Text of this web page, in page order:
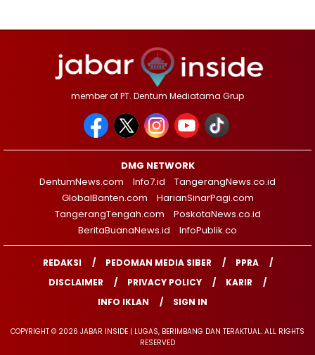
member of PT. Dentum Mediatama Grup
DMG NETWORK
DentumNews.com
Info7.id
TangerangNews.co.id
GlobalBanten.com
HarianSinarPagi.com
TangerangTengah.com
PoskotaNews.co.id
BeritaBuanaNews.id
InfoPublik.co
REDAKSI PEDOMAN MEDIA SIBER
PPRA
DISCLAIMER
PRIVACY POLICY
KARIR
INFO IKLAN
SIGN IN
COPYRIGHT © 2026 JABAR INSIDE | LUGAS, BERIMBANG DAN TERAKTUAL. ALL RIGHTS
RESERVED